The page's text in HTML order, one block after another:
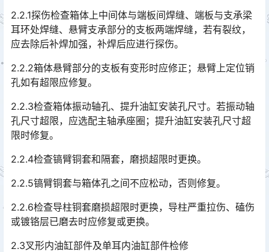
2.2.1探伤检查箱体上中间体与端板间焊缝、端板与支承梁
耳环处焊缝、悬臂支承部分的支板两端焊缝，若有裂纹，
应去除后补焊加强，补焊后应进行探伤。
2.2.2箱体悬臂部分的支板有变形时应修正；悬臂上定位销
孔如有超限应修复。
2.2.3检查箱体振动轴孔、提升油缸安装孔尺寸。若振动轴
孔尺寸超限，应选配主轴承座圈；提升油缸安装孔尺寸超
限时修复。
2.2.4检查镐臂铜套和隔套，磨损超限时更换。
2.2.5镐臂铜套与箱体孔之间不应松动，否则修复。
2.2.6检查导柱铜套磨损超限时更换，导柱严重拉伤、磕伤
或镀铬层已磨去时应修复或更换。
2.3叉形内油缸部件及单耳内油缸部件检修